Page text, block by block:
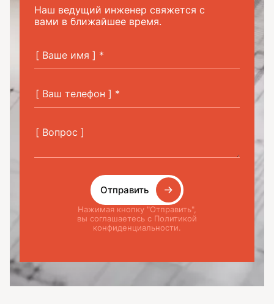
Наш ведущий инженер свяжется с
вами в ближайшее время.
Отправить
Нажимая кнопку "Отправить",
вы соглашаетесь с Политикой
конфиденциальности.